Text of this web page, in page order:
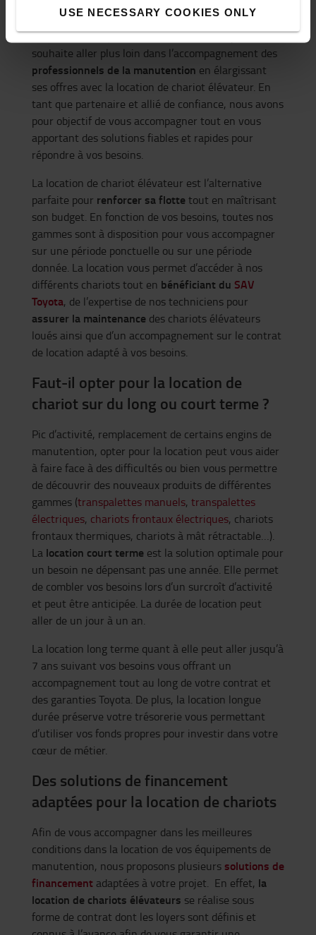
USE NECESSARY COOKIES ONLY
Soucieux des enjeux et des évolutions, Toyota
souhaite aller plus loin dans l’accompagnement des
professionnels de la manutention en élargissant
ses offres avec la location de chariot élévateur. En
tant que partenaire et allié de confiance, nous avons
pour objectif de vous accompagner tout en vous
apportant des solutions fiables et rapides pour
répondre à vos besoins.
La location de chariot élévateur est l’alternative
parfaite pour renforcer sa flottetout en maîtrisant
son budget. En fonction de vos besoins, toutes nos
gammes sont à disposition pour vous accompagner
sur une période ponctuelle ou sur une période
donnée. La location vous permet d’accéder à nos
différents chariots tout en bénéficiant du SAV
Toyota, de l’expertise de nos techniciens pour
assurer la maintenance des chariots élévateurs
loués ainsi que d’un accompagnement sur le contrat
de location adapté à vos besoins.
Faut-il opter pour la location de
chariot sur du long ou court terme ?
Pic d’activité, remplacement de certains engins de
manutention, opter pour la location peut vous aider
à faire face à des difficultés ou bien vous permettre
de découvrir des nouveaux produits de différentes
gammes (transpalettes manuels, transpalettes
électriques, chariots frontaux électriques, chariots
frontaux thermiques, chariots à mât rétractable…).
La location court terme est la solution optimale pour
un besoin ne dépensant pas une année. Elle permet
de combler vos besoins lors d’un surcroît d’activité
et peut être anticipée. La durée de location peut
aller de un jour à un an.
La location long terme quant à elle peut aller jusqu’à
7 ans suivant vos besoins vous offrant un
accompagnement tout au long de votre contrat et
des garanties Toyota. De plus, la location longue
durée préserve votre trésorerie vous permettant
d’utiliser vos fonds propres pour investir dans votre
cœur de métier.
Des solutions de financement
adaptées pour la location de chariots
Afin de vous accompagner dans les meilleures
conditions dans la location de vos équipements de
manutention, nous proposons plusieurs solutions de
financement adaptées à votre projet. En effet, la
location de chariots élévateurs se réalise sous
forme de contrat dont les loyers sont définis et